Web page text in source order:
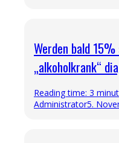
Werden bald
„alkoholkrank“
Reading time: 3
Administrator5.